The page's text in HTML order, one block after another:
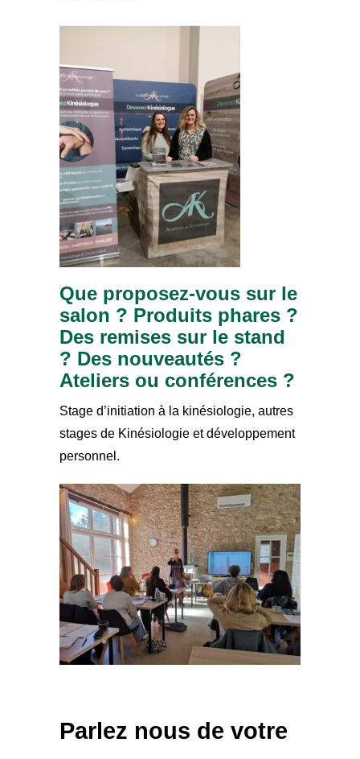
Que proposez-vous sur le
salon ? Produits phares ?
Des remises sur le stand
? Des nouveautés ?
Ateliers ou conférences ?
Stage d’initiation à la kinésiologie, autres
stages de Kinésiologie et développement
personnel.
Parlez nous de votre